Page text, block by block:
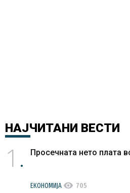
НАЈЧИТАНИ ВЕСТИ
1 Просечната нето плата
ЕКОНОМИЈА visibility 705